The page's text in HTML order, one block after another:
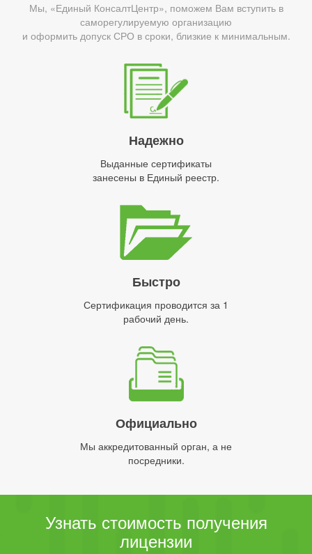
Мы, «Единый КонсалтЦентр», поможем Вам вступить в
саморегулируемую организацию
и оформить допуск СРО в сроки, близкие к минимальным.
Надежно
Выданные сертификаты
занесены в Единый реестр.
Быстро
Сертификация проводится за 1
рабочий день.
Официально
Мы аккредитованный орган, а не
посредники.
Узнать стоимость получения
лицензии